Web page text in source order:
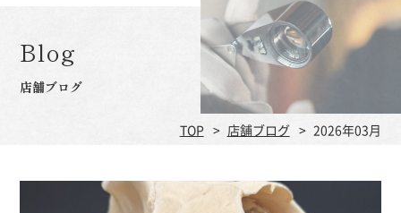
Blog
店舗ブログ
TOP 店舗ブログ 2026年03月